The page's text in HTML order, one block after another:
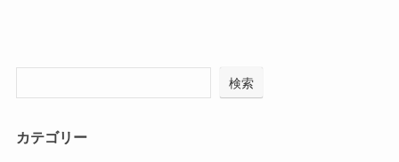
検索
カテゴリー